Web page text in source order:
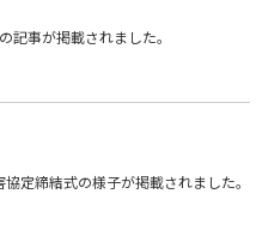
記事が掲載されました。
定締結式の様子が掲載されました。